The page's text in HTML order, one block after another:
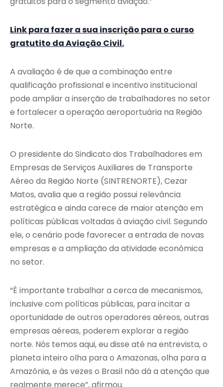
Link para fazer a sua inscrição para o curso
gratutito da Aviação Civil.
A avaliação é de que a combinação entre
qualificação profissional e incentivo institucional
pode ampliar a inserção de trabalhadores no setor
e fortalecer a operação aeroportuária na Região
Norte.
O presidente do Sindicato dos Trabalhadores em
Empresas de Serviços Auxiliares de Transporte
Aéreo da Região Norte (SINTRENORTE), Cezar
Matos, avalia que a região possui relevância
estratégica e ainda carece de maior atenção em
políticas públicas voltadas à aviação civil. Segundo
ele, o cenário pode favorecer a entrada de novas
empresas e a ampliação da atividade econômica
no setor.
“É importante trabalhar a cerca de mecanismos,
inclusive com políticas públicas, para incitar a
oportunidade de outros operadores aéreos, outras
empresas aéreas, poderem explorar a região
norte. Nós temos aqui, eu disse até na entrevista, o
planeta inteiro olha para o Amazonas, olha para a
Amazônia, e às vezes o Brasil não dá a atenção que